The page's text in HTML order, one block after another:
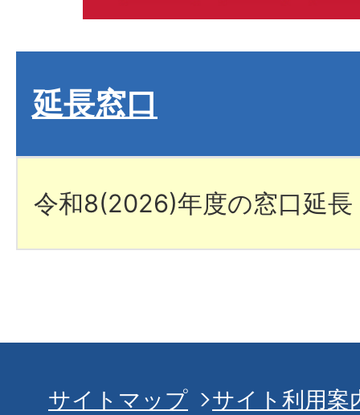
延長窓口
令和8(2026)年度の窓口延長
サイトマップ
サイト利用案